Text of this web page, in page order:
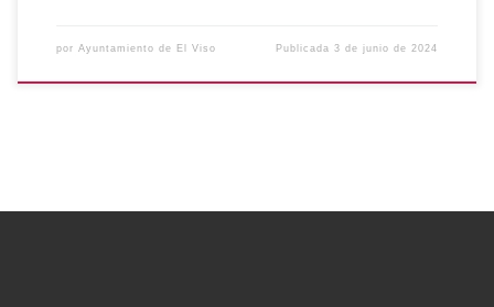
por Ayuntamiento de El Viso Publicada3 de junio de 2024